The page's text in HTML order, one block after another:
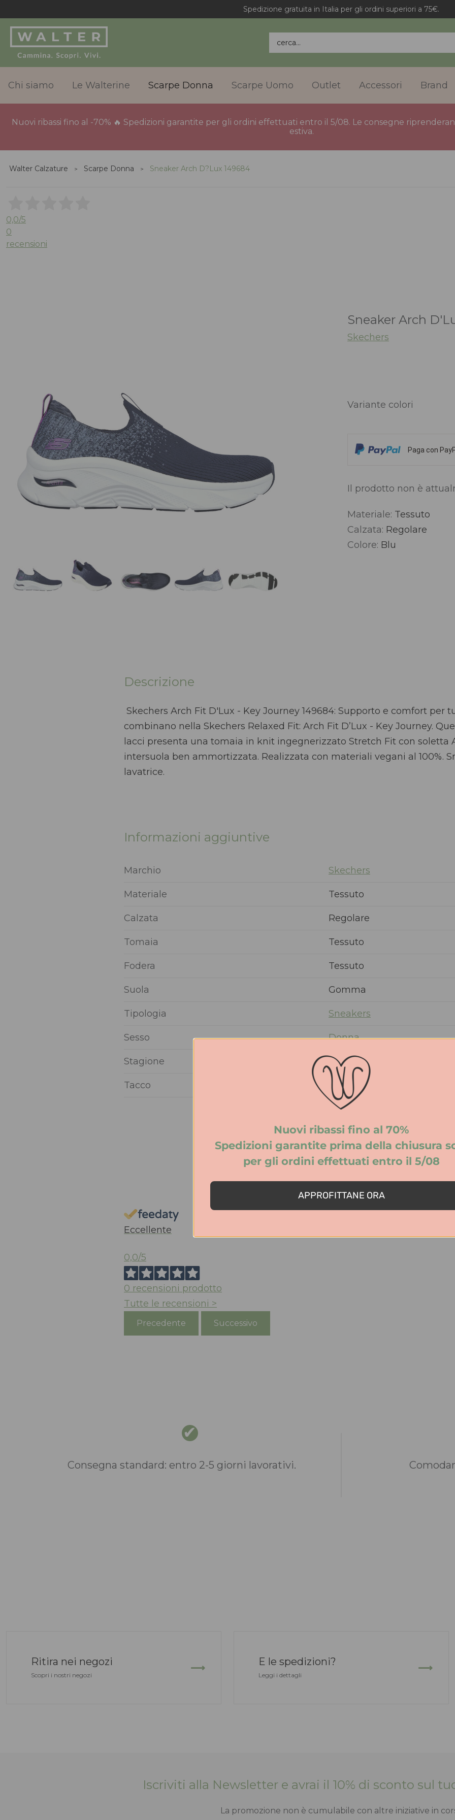
Spedizione gratuita in Italia per gli ordini superiori a 75€.
cerca...
Chi siamo Le Walterine Scarpe Donna Scarpe Uomo Outlet Accessori Brand
Nuovi ribassi fino al -70% 🔥 Spedizioni garantite per gli ordini effettuati entro il 5/08. Le consegne
estiva.
Walter Calzature Scarpe Donna Sneaker Arch D?Lux 149684
0,0/5
0
recensioni
Sneaker Arch
Skechers
Variante colori
Paga con
Il prodotto non è
Alternative:
Materiale: Tessuto
Calzata: Regolare
Colore: Blu
Descrizione
Skechers Arch Fit D'Lux - Key Journey 149684: Supporto e comfort per
combinano nella Skechers Relaxed Fit: Arch Fit D’Lux - Key Journey.
lacci presenta una tomaia in knit ingegnerizzato Stretch Fit con soletta
intersuola ben ammortizzata. Realizzata con materiali vegani al 100%.
lavatrice.
Informazioni aggiuntive
Marchio Skechers
Materiale Tessuto
Calzata Regolare
Tomaia Tessuto
Fodera Tessuto
Suola Gomma
Tipologia Sneakers
Sesso Donna
Stagione PE
Tacco 3 cm
Eccellente
0,0/5
0 recensioni prodotto
Tutte le recensioni >
Precedente Successivo
Consegna standard: entro 2-5 giorni lavorativi.
Ritira nei negozi
Scopri i nostri negozi
E le spedizioni?
Leggi i dettagli
Iscriviti alla Newsletter e avrai il 10% di sconto sul
La promozione non è cumulabile con altre iniziative in
Nuovi ribassi fino al 70%
Spedizioni garantite prima della chiusura
per gli ordini effettuati entro il 5/08
APPROFITTANE ORA